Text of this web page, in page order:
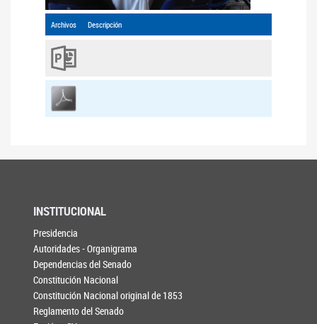
Archivos Descripción
INSTITUCIONAL
Presidencia
Autoridades - Organigrama
Dependencias del Senado
Constitución Nacional
Constitución Nacional original de 1853
Reglamento del Senado